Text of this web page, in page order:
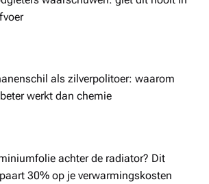
als zilverpolitoer: waarom
werkt dan chemie
achter de radiator? Dit
30% op je verwarmingskosten